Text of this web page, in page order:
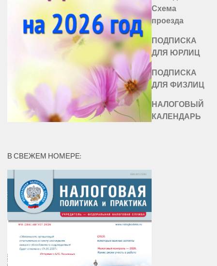
Схема
проезда
ПОДПИСКА
ДЛЯ ЮРЛИЦ
ПОДПИСКА
ДЛЯ ФИЗЛИЦ
НАЛОГОВЫЙ
КАЛЕНДАРЬ
В СВЕЖЕМ НОМЕРЕ: